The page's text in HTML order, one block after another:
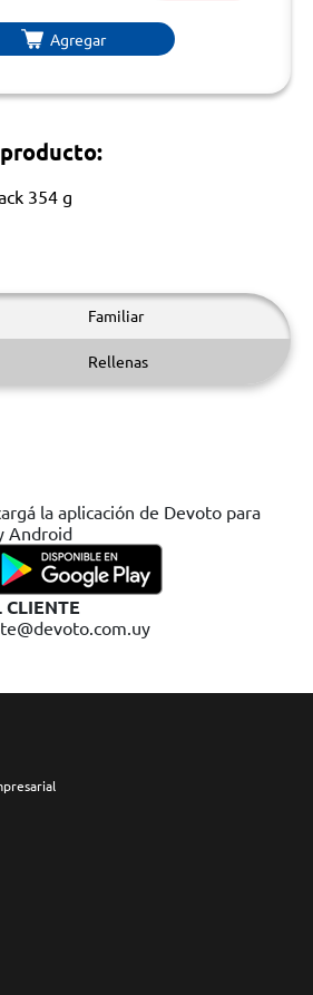
Agregar
354 g
Familiar
Rellenas
la aplicación de Devoto para
Android